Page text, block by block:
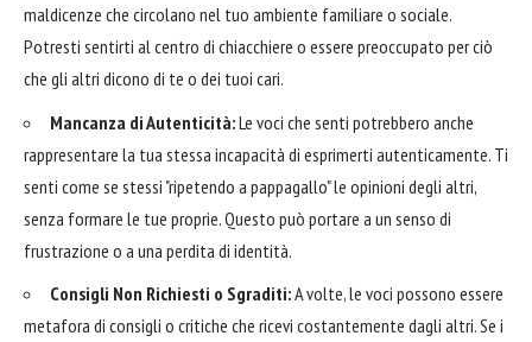
maldicenze che circolano nel tuo ambiente familiare o sociale.
Potresti sentirti al centro di chiacchiere o essere preoccupato per ciò
che gli altri dicono di te o dei tuoi cari.
Mancanza di Autenticità:Le voci che senti potrebbero anche
rappresentare la tua stessa incapacità di esprimerti autenticamente. Ti
senti come se stessi "ripetendo a pappagallo" le opinioni degli altri,
senza formare le tue proprie. Questo può portare a un senso di
frustrazione o a una perdita di identità.
Consigli Non Richiesti o Sgraditi:A volte, le voci possono essere
metafora di consigli o critiche che ricevi costantemente dagli altri. Se i